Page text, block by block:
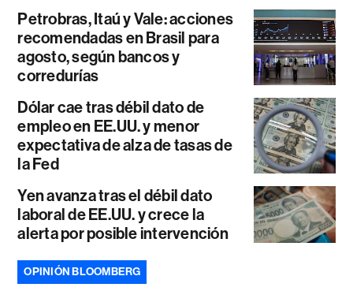
Petrobras, Itaú y Vale: acciones
recomendadas en Brasil para
agosto, según bancos y
corredurías
Dólar cae tras débil dato de
empleo en EE.UU. y menor
expectativa de alza de tasas de
la Fed
Yen avanza tras el débil dato
laboral de EE.UU. y crece la
alerta por posible intervención
OPINIÓN BLOOMBERG